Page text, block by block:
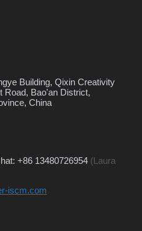
Building, Qixin Creativity
Road, Bao'an District,
China
+86 13480726954 (Laura
iscm.com